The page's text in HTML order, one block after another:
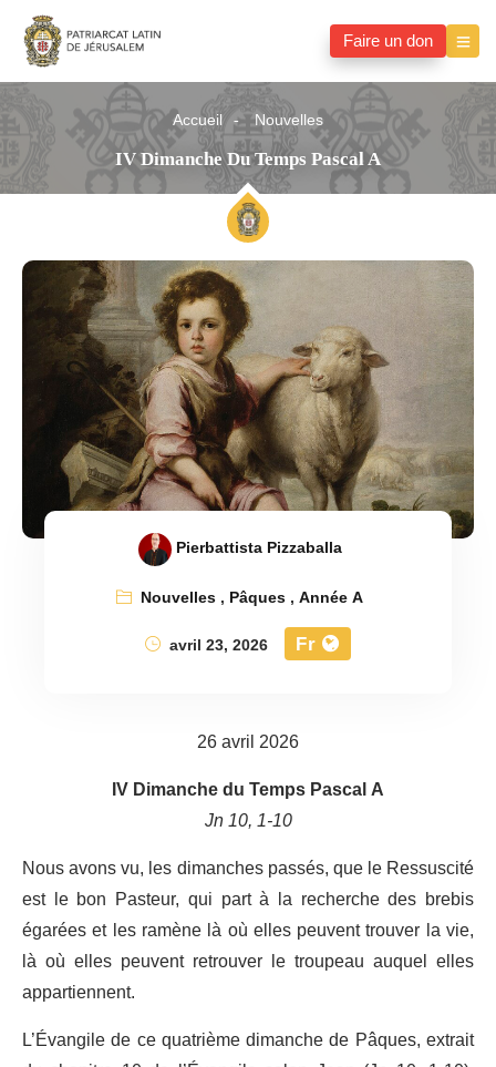
Faire un don
Accueil Nouvelles
IV Dimanche Du Temps Pascal A
Pierbattista Pizzaballa
Nouvelles, Pâques,Année A
avril 23, 2026
Fr
26 avril 2026
IV Dimanche du Temps Pascal A
Jn 10, 1-10
Nous avons vu, les dimanches passés, que le Ressuscité
est le bon Pasteur, qui part à la recherche des brebis
égarées et les ramène là où elles peuvent trouver la vie,
là où elles peuvent retrouver le troupeau auquel elles
appartiennent.
L’Évangile de ce quatrième dimanche de Pâques, extrait